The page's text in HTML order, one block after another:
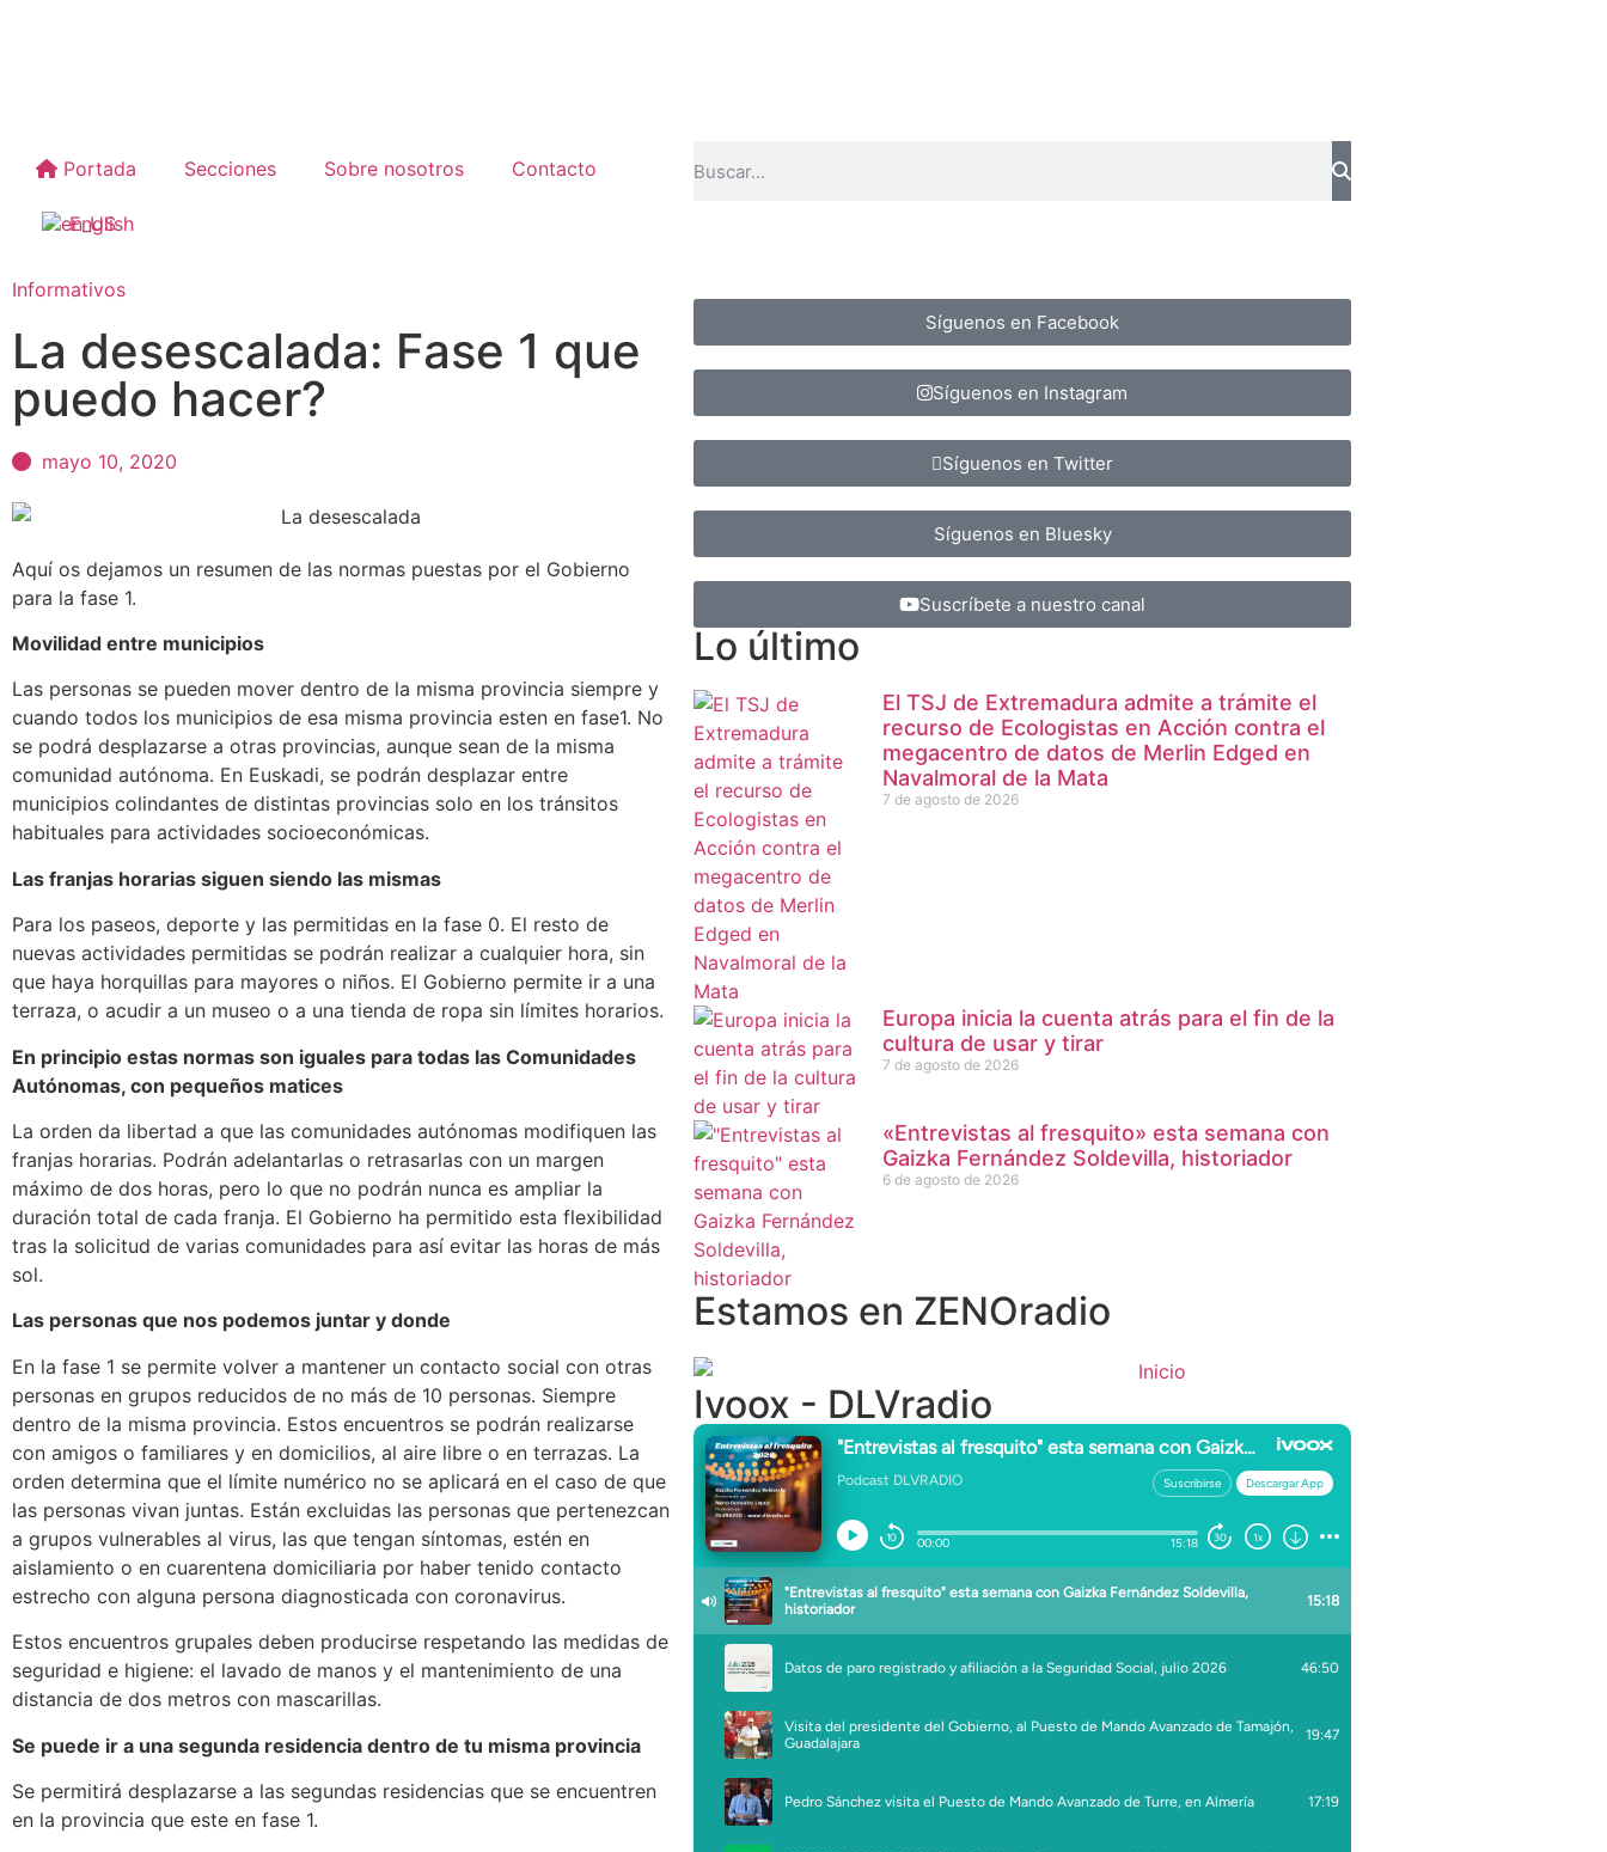
Portada Secciones Sobre nosotros Contacto
English
Informativos
La desescalada: Fase 1 que
puedo hacer?
mayo 10, 2020
Aquí os dejamos un resumen de las normas puestas por el Gobierno
para la fase 1.
Movilidad entre municipios
Las personas se pueden mover dentro de la misma provincia siempre y
cuando todos los municipios de esa misma provincia esten en fase1. No
se podrá desplazarse a otras provincias, aunque sean de la misma
comunidad autónoma. En Euskadi, se podrán desplazar entre
municipios colindantes de distintas provincias solo en los tránsitos
habituales para actividades socioeconómicas.
Las franjas horarias siguen siendo las mismas
Para los paseos, deporte y las permitidas en la fase 0. El resto de
nuevas actividades permitidas se podrán realizar a cualquier hora, sin
que haya horquillas para mayores o niños. El Gobierno permite ir a una
terraza, o acudir a un museo o a una tienda de ropa sin límites horarios.
En principio estas normas son iguales para todas las Comunidades
Autónomas, con pequeños matices
La orden da libertad a que las comunidades autónomas modifiquen las
franjas horarias. Podrán adelantarlas o retrasarlas con un margen
máximo de dos horas, pero lo que no podrán nunca es ampliar la
duración total de cada franja. El Gobierno ha permitido esta flexibilidad
tras la solicitud de varias comunidades para así evitar las horas de más
sol.
Las personas que nos podemos juntar y donde
En la fase 1 se permite volver a mantener un contacto social con otras
personas en grupos reducidos de no más de 10 personas. Siempre
dentro de la misma provincia. Estos encuentros se podrán realizarse
con amigos o familiares y en domicilios, al aire libre o en terrazas. La
orden determina que el límite numérico no se aplicará en el caso de que
las personas vivan juntas. Están excluidas las personas que pertenezcan
a grupos vulnerables al virus, las que tengan síntomas, estén en
aislamiento o en cuarentena domiciliaria por haber tenido contacto
estrecho con alguna persona diagnosticada con coronavirus.
Estos encuentros grupales deben producirse respetando las medidas de
seguridad e higiene: el lavado de manos y el mantenimiento de una
distancia de dos metros con mascarillas.
Se puede ir a una segunda residencia dentro de tu misma provincia
Se permitirá desplazarse a las segundas residencias que se encuentren
en la provincia que este en fase 1.
Síguenos en Facebook
Síguenos en Instagram
Síguenos en Twitter
Síguenos en Bluesky
Suscríbete a nuestro canal
Lo último
El TSJ de Extremadura admite a trámite el
recurso de Ecologistas en Acción contra el
megacentro de datos de Merlin Edged en
Navalmoral de la Mata
7 de agosto de 2026
Europa inicia la cuenta atrás para el fin de la
cultura de usar y tirar
7 de agosto de 2026
«Entrevistas al fresquito» esta semana con
Gaizka Fernández Soldevilla, historiador
6 de agosto de 2026
Estamos en ZENOradio
Ivoox - DLVradio